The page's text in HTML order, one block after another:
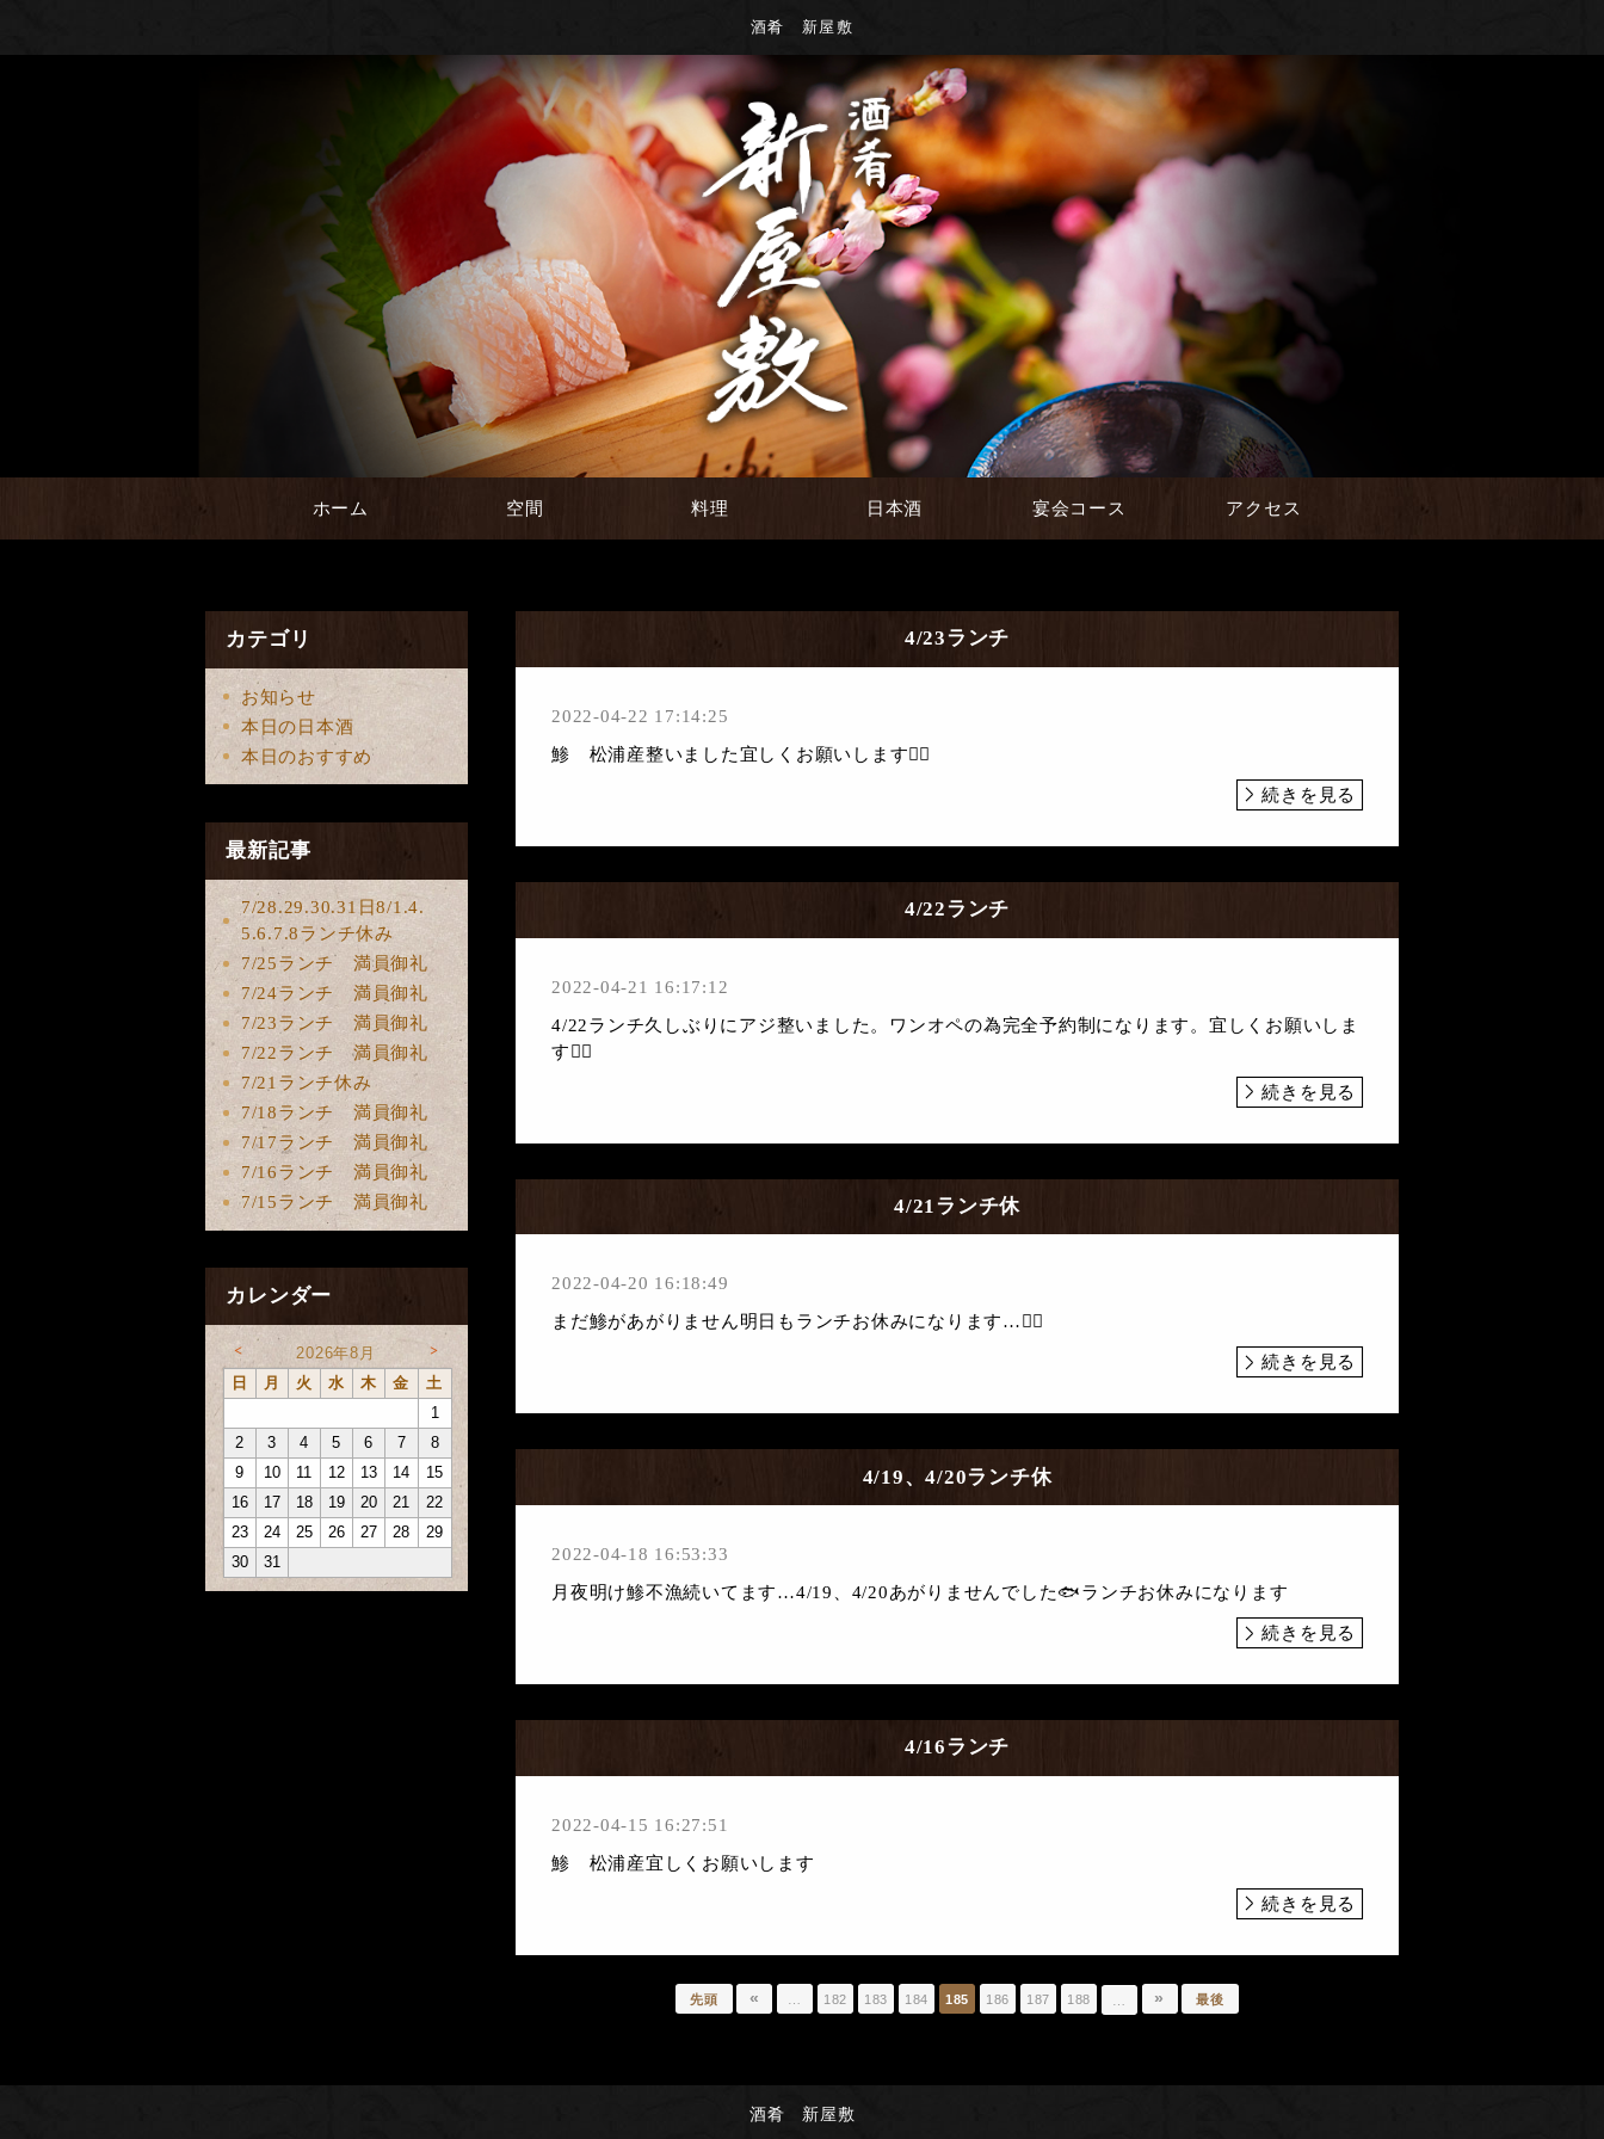
酒肴 新屋敷
ホーム 空間 料理 日本酒 宴会コース アクセス
カテゴリ
お知らせ
本日の日本酒
本日のおすすめ
最新記事
7/28.29.30.31日8/1.4.
5.6.7.8ランチ休み
7/25ランチ 満員御礼
7/24ランチ 満員御礼
7/23ランチ 満員御礼
7/22ランチ 満員御礼
7/21ランチ休み
7/18ランチ 満員御礼
7/17ランチ 満員御礼
7/16ランチ 満員御礼
7/15ランチ 満員御礼
カレンダー
< 2026年8月 >
日 月 火 水 木 金
土
1
2
3 4 5 6 7
8
9
10 11 12 13 14
15
16
17 18 19 20 21
22
23
24 25 26 27 28
29
30
31
4/23ランチ
2022-04-22 17:14:25
鯵 松浦産整いました宜しくお願いします🙇‍♀️
続きを見る
4/22ランチ
2022-04-21 16:17:12
4/22ランチ久しぶりにアジ整いました。ワンオペの為完全予約制になります。宜しくお願いしま
す🙇‍♀️
続きを見る
4/21ランチ休
2022-04-20 16:18:49
まだ鯵があがりません明日もランチお休みになります…🙇‍♀️
続きを見る
4/19、4/20ランチ休
2022-04-18 16:53:33
月夜明け鯵不漁続いてます…4/19、4/20あがりませんでした🐟ランチお休みになります
続きを見る
4/16ランチ
2022-04-15 16:27:51
鯵 松浦産宜しくお願いします
続きを見る
先頭 « 182 183 184 185 186 187 188 » 最後
酒肴 新屋敷